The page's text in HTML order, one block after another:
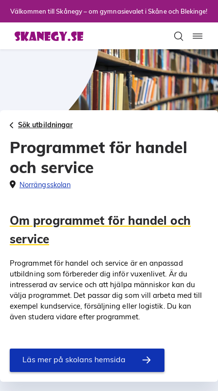
Välkommen till Skånegy – om gymnasievalet i Skåne och Blekinge!
Sök utbildningar
Programmet för handel
och service
Norrängsskolan
Om programmet för handel och
service
Programmet för handel och service är en anpassad
utbildning som förbereder dig inför vuxenlivet. Är du
intresserad av service och att hjälpa människor kan du
välja programmet. Det passar dig som vill arbeta med till
exempel kundservice, försäljning eller logistik. Du kan
även studera vidare efter programmet.
Läs mer på skolans hemsida